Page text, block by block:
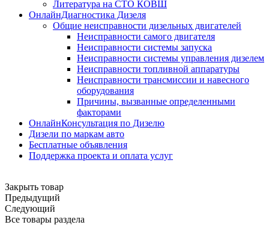
Литература на СТО КОВШ
ОнлайнДиагностика Дизеля
Общие неисправности дизельных двигателей
Неисправности самого двигателя
Неисправности системы запуска
Неисправности системы управления дизелем
Неисправности топливной аппаратуры
Неисправности трансмиссии и навесного
оборудования
Причины, вызванные определенными
факторами
ОнлайнКонсультация по Дизелю
Дизели по маркам авто
Бесплатные объявления
Поддержка проекта и оплата услуг
Закрыть товар
Предыдущий
Следующий
Все товары раздела